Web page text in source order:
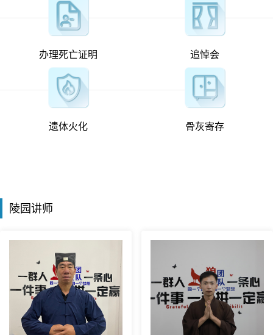
办理死亡证明 追悼会
遗体火化 骨灰寄存
陵园讲师